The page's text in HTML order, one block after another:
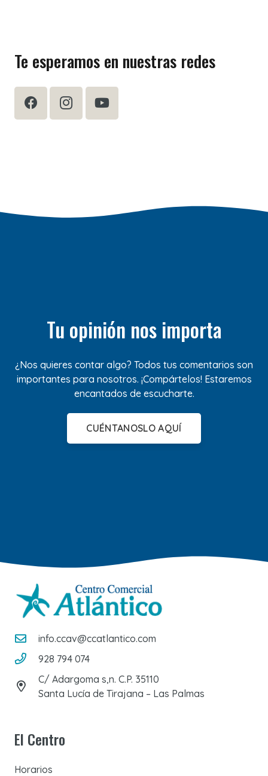
Te esperamos en nuestras redes
Tu opinión nos importa
¿Nos quieres contar algo? Todos tus comentarios son
importantes para nosotros. ¡Compártelos! Estaremos
encantados de escucharte.
CUÉNTANOSLO AQUÍ
info.ccav@ccatlantico.com
928 794 074
C/ Adargoma s,n. C.P. 35110
Santa Lucía de Tirajana – Las Palmas
El Centro
Horarios